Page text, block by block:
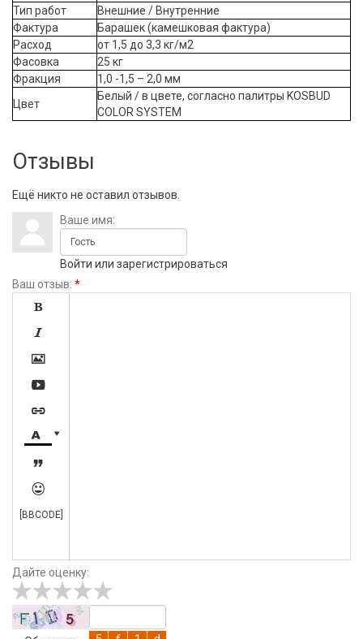
Тип работ
Внешние / Внутренние
Фактура
Барашек (камешковая фактура)
Расход
от 1,5 до 3,3 кг/м2
Фасовка
25 кг
Фракция
1,0 -1,5 – 2,0 мм
Цвет
Белый / в цвете, согласно палитры KOSBUD
COLOR SYSTEM
Отзывы
Ещё никто не оставил отзывов.
Ваше имя:
Войти или зарегистрироваться
Ваш отзыв: *









[BBCODE]
Дайте оценку: